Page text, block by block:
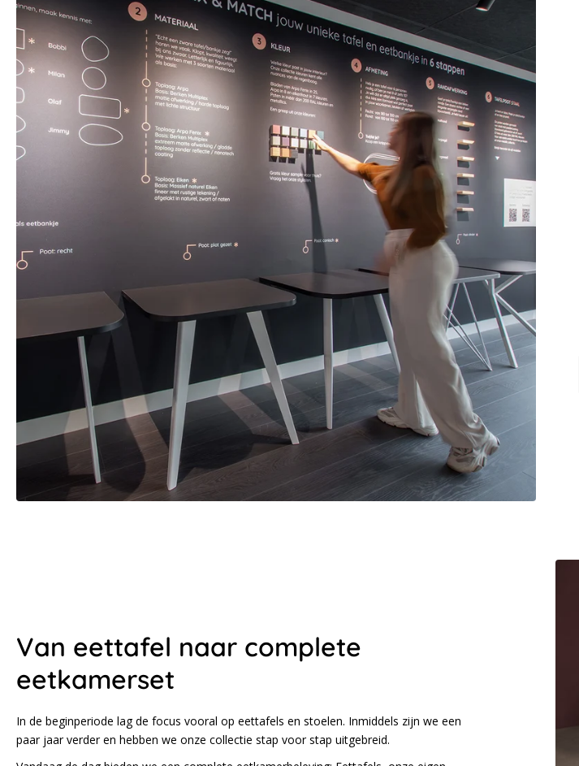
Van eettafel naar complete
eetkamerset
In de beginperiode lag de focus vooral op eettafels en stoelen. Inmiddels zijn we een
paar jaar verder en hebben we onze collectie stap voor stap uitgebreid.